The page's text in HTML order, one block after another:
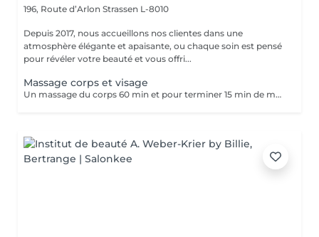
196, Route d’Arlon Strassen L-8010
Depuis 2017, nous accueillons nos clientes dans une
atmosphère élégante et apaisante, ou chaque soin est pensé
pour révéler votre beauté et vous offri...
Massage corps et visage
Un massage du corps 60 min et pour terminer 15 min de massage pour le visage pour avoir une relaxation totale.